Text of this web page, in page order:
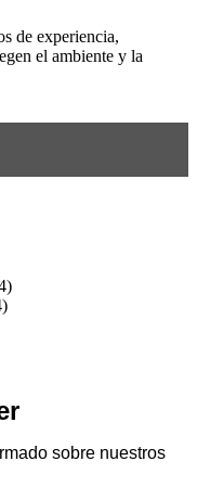
de experiencia,
el ambiente y la
sobre nuestros